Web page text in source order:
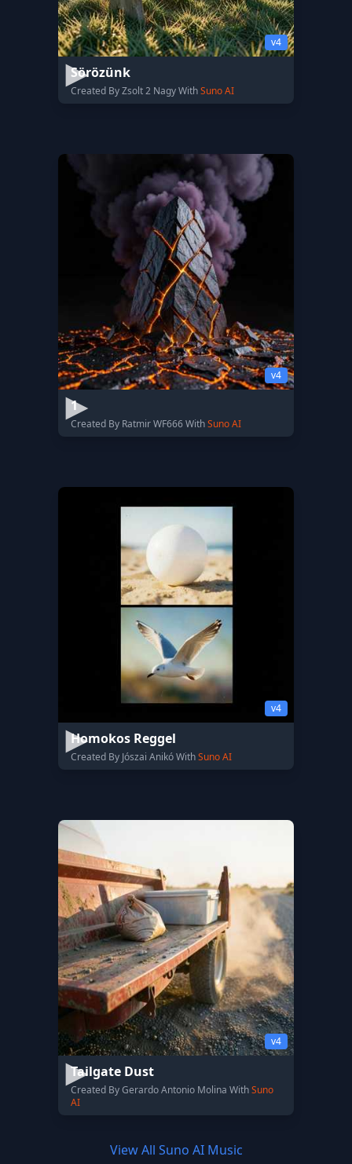
v4
Sörözünk
Created By Zsolt 2 Nagy WithSuno AI
v4
1
Created By Ratmir WF666 WithSuno AI
v4
Homokos Reggel
Created By Jószai Anikó WithSuno AI
v4
Tailgate Dust
Created By Gerardo Antonio Molina WithSuno
AI
View All Suno AI Music